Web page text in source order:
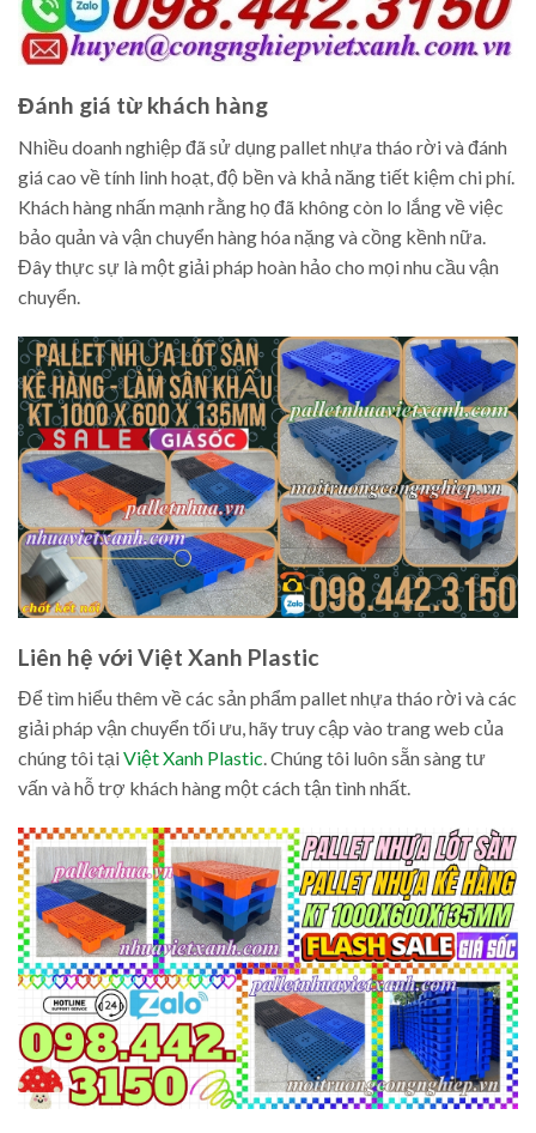
Đánh giá từ khách hàng
Nhiều doanh nghiệp đã sử dụng pallet nhựa tháo rời và đánh
giá cao về tính linh hoạt, độ bền và khả năng tiết kiệm chi phí.
Khách hàng nhấn mạnh rằng họ đã không còn lo lắng về việc
bảo quản và vận chuyển hàng hóa nặng và cồng kềnh nữa.
Đây thực sự là một giải pháp hoàn hảo cho mọi nhu cầu vận
chuyển.
Liên hệ với Việt Xanh Plastic
Để tìm hiểu thêm về các sản phẩm pallet nhựa tháo rời và các
giải pháp vận chuyển tối ưu, hãy truy cập vào trang web của
chúng tôi tạiViệt Xanh Plastic. Chúng tôi luôn sẵn sàng tư
vấn và hỗ trợ khách hàng một cách tận tình nhất.